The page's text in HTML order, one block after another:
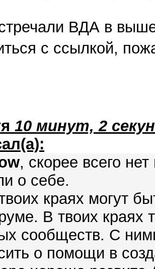
ВДА в
с ссылкой,
10 минут, 2
, скорее всего
о себе.
краях могут
В твоих краях
сообществ. С
о помощи в